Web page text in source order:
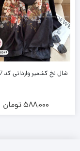
شال نخ کشمیر وارداتی کد 18047
588,000تومان